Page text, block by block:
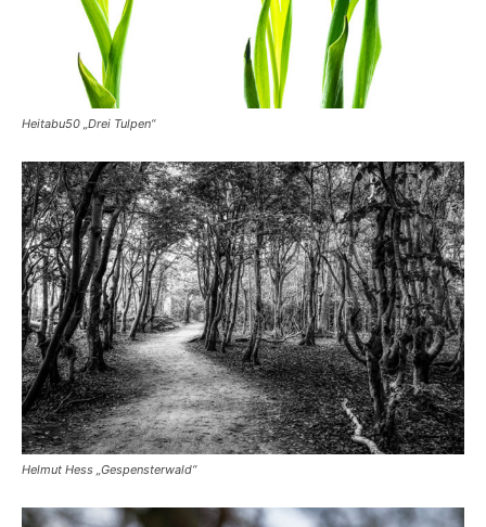
Heitabu50 „Drei Tulpen“
Helmut Hess „Gespensterwald“